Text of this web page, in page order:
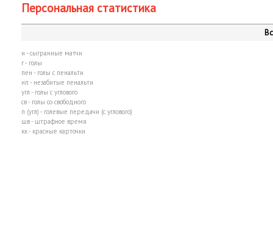
Персональная статистика
и - сыгранные матчи
г - голы
пен - голы с пенальти
нп - незабитые пенальти
угл - голы с углового
св - голы со свободного
п (угл) - голевые передачи (с углового)
шв - штрафное время
кк - красные карточки